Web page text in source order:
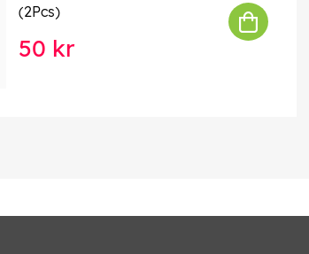
(2Pcs)
50 kr